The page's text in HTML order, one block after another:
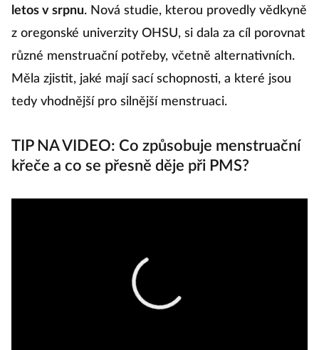
letos v srpnu. Nová studie, kterou provedly vědkyně
z oregonské univerzity OHSU, si dala za cíl porovnat
různé menstruační potřeby, včetně alternativních.
Měla zjistit, jaké mají sací schopnosti, a které jsou
tedy vhodnější pro silnější menstruaci.
TIP NA VIDEO: Co způsobuje menstruační
křeče a co se přesně děje při PMS?